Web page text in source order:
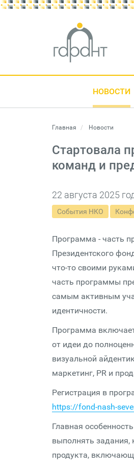
НОВОСТИ
Главная Новости
Стартовала
команд и
22 августа 2025
События НКО
Программа - часть
Президентского
что-то своими
часть программы
самым активным
идентичности.
Программа
от идеи до
визуальной
маркетинг, PR и
Регистрация в
https://fond-nash-
Главная
выполнять задания,
продукта,